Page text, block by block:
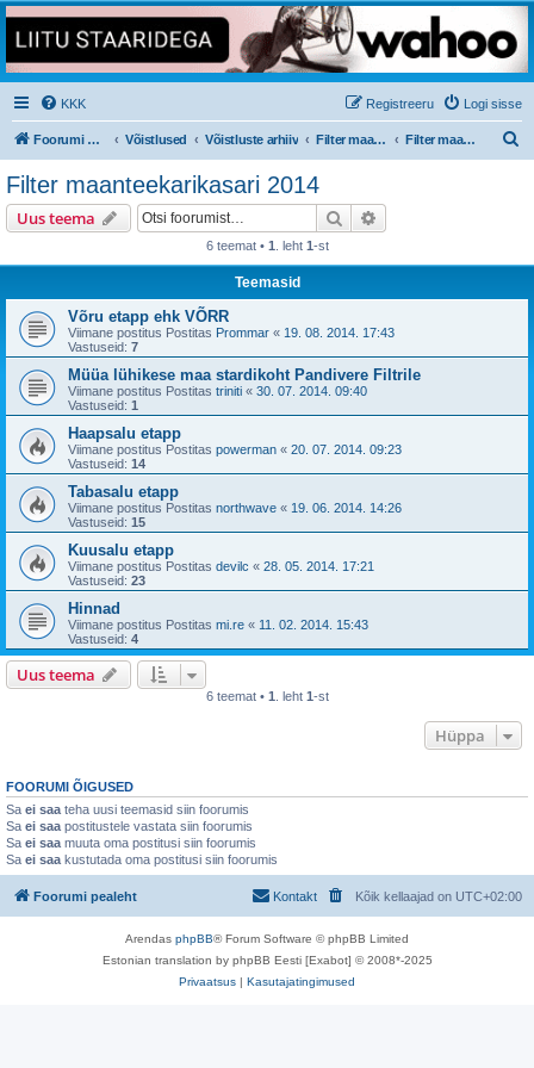
KKK Logi sisse
Registreeru
Foorumi pealeht Võistlused Võistluste arhiiv Filter maanteekarikasari Filter maanteekarikasari 2014
Filter maanteekarikasari 2014
Uus teema Otsi
6 teemat • 1 . leht 1-st
Teemasid
Võru etapp ehk VÕRR
Viimane postitus Postitas Prommar « 19. 08. 2014. 17:43
Vastuseid: 7
Müüa lühikese maa stardikoht Pandivere Filtrile
Viimane postitus Postitas triniti « 30. 07. 2014. 09:40
Vastuseid: 1
Haapsalu etapp
Viimane postitus Postitas powerman « 20. 07. 2014. 09:23
Vastuseid: 14
Tabasalu etapp
Viimane postitus Postitas northwave « 19. 06. 2014. 14:26
Vastuseid: 15
Kuusalu etapp
Viimane postitus Postitas devilc « 28. 05. 2014. 17:21
Vastuseid: 23
Hinnad
Viimane postitus Postitas mi.re « 11. 02. 2014. 15:43
Vastuseid: 4
Uus teema
6 teemat • 1 . leht 1-st
Hüppa
FOORUMI ÕIGUSED
Sa ei saa teha uusi teemasid siin foorumis
Sa ei saa postitustele vastata siin foorumis
Sa ei saa muuta oma postitusi siin foorumis
Sa ei saa kustutada oma postitusi siin foorumis
Foorumi pealeht Kõik kellaajad on UTC+02:00
Kontakt
Arendas phpBB® Forum Software © phpBB Limited
Estonian translation by phpBB Eesti [Exabot] © 2008*-2025
Privaatsus | Kasutajatingimused